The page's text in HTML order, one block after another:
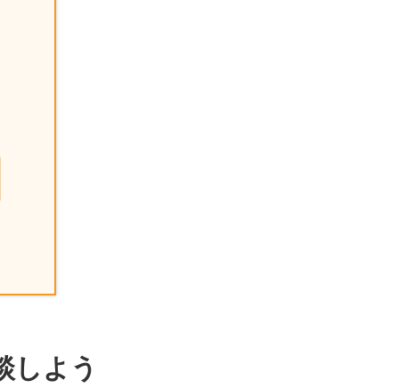
しよう